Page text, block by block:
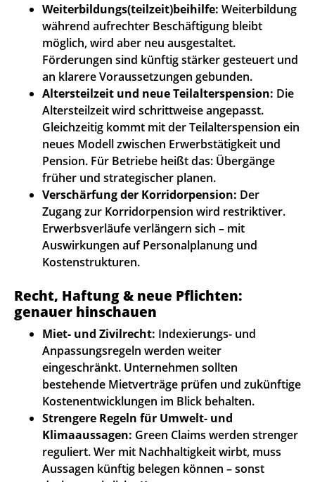
Weiterbildungs(teilzeit)beihilfe: Weiterbildung
während aufrechter Beschäftigung bleibt
möglich, wird aber neu ausgestaltet.
Förderungen sind künftig stärker gesteuert und
an klarere Voraussetzungen gebunden.
Altersteilzeit und neue Teilalterspension: Die
Altersteilzeit wird schrittweise angepasst.
Gleichzeitig kommt mit der Teilalterspension ein
neues Modell zwischen Erwerbstätigkeit und
Pension. Für Betriebe heißt das: Übergänge
früher und strategischer planen.
Verschärfung der Korridorpension: Der
Zugang zur Korridorpension wird restriktiver.
Erwerbsverläufe verlängern sich – mit
Auswirkungen auf Personalplanung und
Kostenstrukturen.
Recht, Haftung & neue Pflichten:
genauer hinschauen
Miet- und Zivilrecht: Indexierungs- und
Anpassungsregeln werden weiter
eingeschränkt. Unternehmen sollten
bestehende Mietverträge prüfen und zukünftige
Kostenentwicklungen im Blick behalten.
Strengere Regeln für Umwelt- und
Klimaaussagen: Green Claims werden strenger
reguliert. Wer mit Nachhaltigkeit wirbt, muss
Aussagen künftig belegen können – sonst